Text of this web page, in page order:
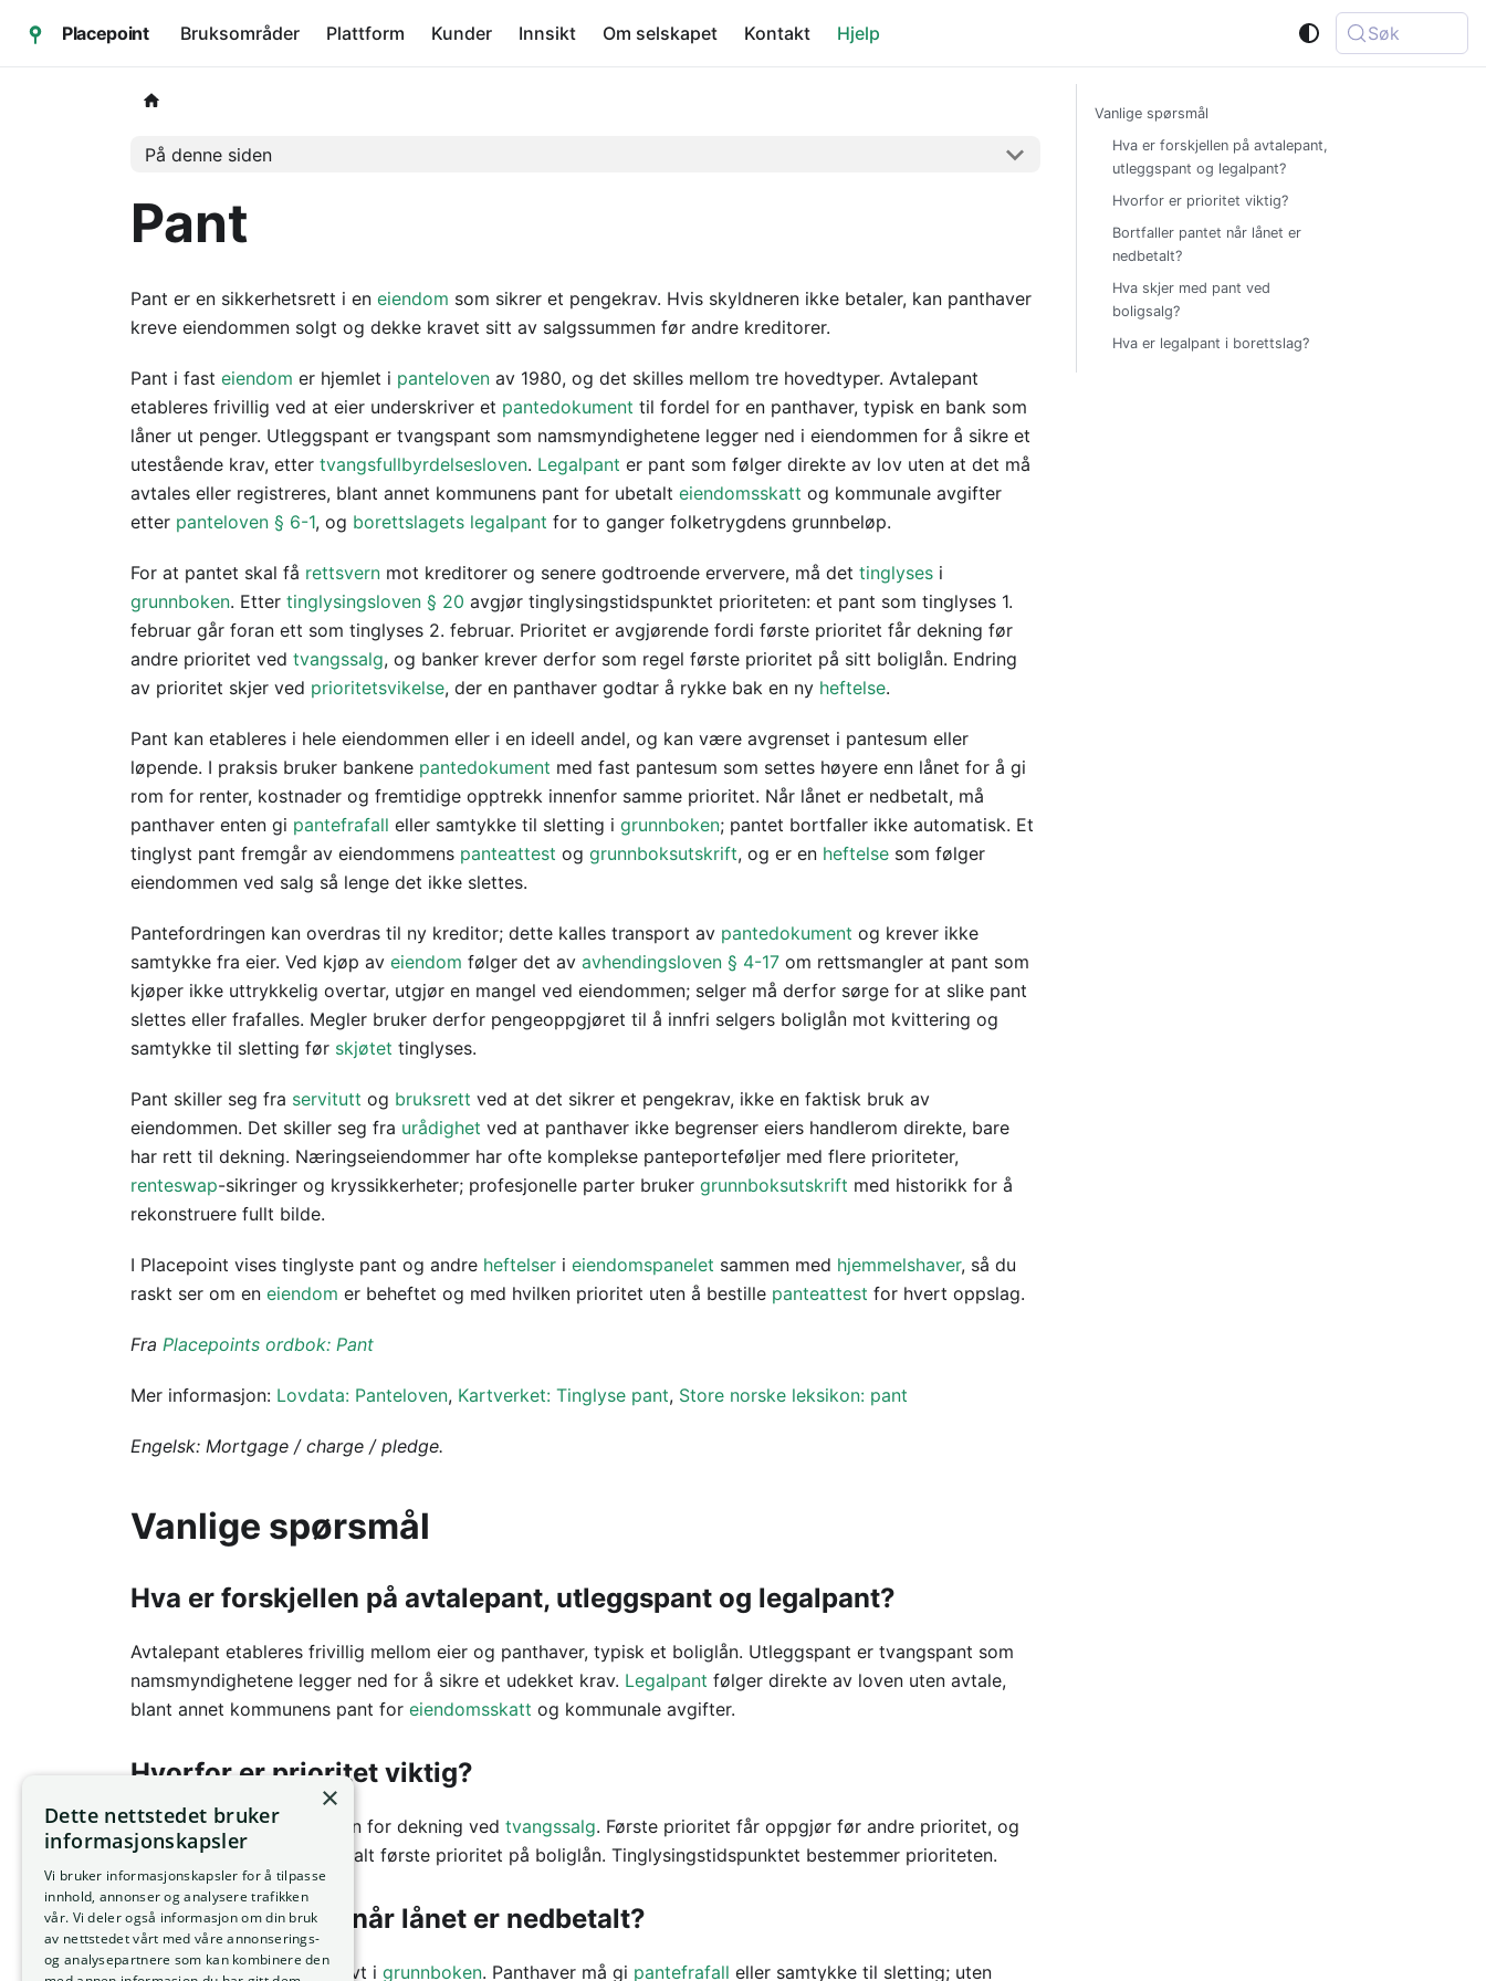
Placepoint Bruksområder Plattform Kunder Innsikt Om selskapet Kontakt Hjelp Søk
På denne siden
Pant
Pant er en sikkerhetsrett i en eiendom som sikrer et pengekrav. Hvis skyldneren ikke betaler, kan panthaver
kreve eiendommen solgt og dekke kravet sitt av salgssummen før andre kreditorer.
Pant i fast eiendom er hjemlet i panteloven av 1980, og det skilles mellom tre hovedtyper. Avtalepant
etableres frivillig ved at eier underskriver et pantedokument til fordel for en panthaver, typisk en bank som
låner ut penger. Utleggspant er tvangspant som namsmyndighetene legger ned i eiendommen for å sikre et
utestående krav, etter tvangsfullbyrdelsesloven. Legalpant er pant som følger direkte av lov uten at det må
avtales eller registreres, blant annet kommunens pant for ubetalt eiendomsskatt og kommunale avgifter
etter panteloven § 6-1, og borettslagets legalpant for to ganger folketrygdens grunnbeløp.
For at pantet skal få rettsvern mot kreditorer og senere godtroende erververe, må det tinglyses i
grunnboken. Etter tinglysingsloven § 20 avgjør tinglysingstidspunktet prioriteten: et pant som tinglyses 1.
februar går foran ett som tinglyses 2. februar. Prioritet er avgjørende fordi første prioritet får dekning før
andre prioritet ved tvangssalg, og banker krever derfor som regel første prioritet på sitt boliglån. Endring
av prioritet skjer ved prioritetsvikelse, der en panthaver godtar å rykke bak en ny heftelse.
Pant kan etableres i hele eiendommen eller i en ideell andel, og kan være avgrenset i pantesum eller
løpende. I praksis bruker bankene pantedokument med fast pantesum som settes høyere enn lånet for å gi
rom for renter, kostnader og fremtidige opptrekk innenfor samme prioritet. Når lånet er nedbetalt, må
panthaver enten gi pantefrafall eller samtykke til sletting i grunnboken; pantet bortfaller ikke automatisk. Et
tinglyst pant fremgår av eiendommens panteattest og grunnboksutskrift, og er en heftelse som følger
eiendommen ved salg så lenge det ikke slettes.
Pantefordringen kan overdras til ny kreditor; dette kalles transport av pantedokument og krever ikke
samtykke fra eier. Ved kjøp av eiendom følger det av avhendingsloven § 4-17 om rettsmangler at pant som
kjøper ikke uttrykkelig overtar, utgjør en mangel ved eiendommen; selger må derfor sørge for at slike pant
slettes eller frafalles. Megler bruker derfor pengeoppgjøret til å innfri selgers boliglån mot kvittering og
samtykke til sletting før skjøtet tinglyses.
Pant skiller seg fra servitutt og bruksrett ved at det sikrer et pengekrav, ikke en faktisk bruk av
eiendommen. Det skiller seg fra urådighet ved at panthaver ikke begrenser eiers handlerom direkte, bare
har rett til dekning. Næringseiendommer har ofte komplekse panteporteføljer med flere prioriteter,
renteswap-sikringer og kryssikkerheter; profesjonelle parter bruker grunnboksutskrift med historikk for å
rekonstruere fullt bilde.
I Placepoint vises tinglyste pant og andre heftelser i eiendomspanelet sammen med hjemmelshaver, så du
raskt ser om en eiendom er beheftet og med hvilken prioritet uten å bestille panteattest for hvert oppslag.
Fra Placepoints ordbok: Pant
Mer informasjon: Lovdata: Panteloven, Kartverket: Tinglyse pant, Store norske leksikon: pant
Engelsk: Mortgage / charge / pledge.
Vanlige spørsmål
Hva er forskjellen på avtalepant, utleggspant og legalpant?
Avtalepant etableres frivillig mellom eier og panthaver, typisk et boliglån. Utleggspant er tvangspant som
namsmyndighetene legger ned for å sikre et udekket krav. Legalpant følger direkte av loven uten avtale,
blant annet kommunens pant for eiendomsskatt og kommunale avgifter.
Hvorfor er prioritet viktig?
Prioritet avgjør rekkefølgen for dekning ved tvangssalg. Første prioritet får oppgjør før andre prioritet, og
banker krever derfor normalt første prioritet på boliglån. Tinglysingstidspunktet bestemmer prioriteten.
Bortfaller pantet når lånet er nedbetalt?
Nei, pantet må slettes aktivt i grunnboken. Panthaver må gi pantefrafall eller samtykke til sletting; uten
Vanlige spørsmål
Hva er forskjellen på avtalepant,
utleggspant og legalpant?
Hvorfor er prioritet viktig?
Bortfaller pantet når lånet er
nedbetalt?
Hva skjer med pant ved
boligsalg?
Hva er legalpant i borettslag?
×
Dette nettstedet bruker
informasjonskapsler
Vi bruker informasjonskapsler for å tilpasse
innhold, annonser og analysere trafikken
vår. Vi deler også informasjon om din bruk
av nettstedet vårt med våre annonserings-
og analysepartnere som kan kombinere den